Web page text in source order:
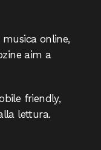
online,
aim a
friendly,
lettura.